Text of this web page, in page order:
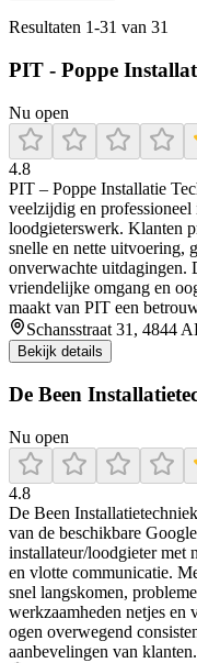
Resultaten 1-31 van 31
PIT - Poppe
Nu open
4.8
PIT – Poppe Installatie
veelzijdig en
loodgieterswerk. Klanten
snelle en nette uitvoering,
onverwachte uitdagingen.
vriendelijke omgang en
maakt van PIT een
Schansstraat 31, 4844
Bekijk details
De Been
Nu open
4.8
De Been
van de beschikbare
installateur/loodgieter met
en vlotte communicatie.
snel langskomen,
werkzaamheden netjes
ogen overwegend
aanbevelingen van klanten.